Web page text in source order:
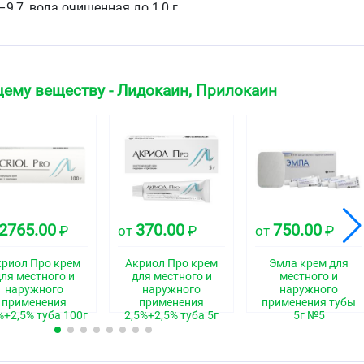
вода очищенная до 1,0 г.
группа
активных компонентов лидокаин и прилокаин,
анестетиками амидного типа. Анестезия кожи
лидокаина и прилокаина в слои эпидермиса и
зависит от дозы препарата и длительности аппликации.
веществу - Лидокаин, Прилокаин
2765.00 ₽
Про крем
местного и
наружного
применения
туба 100г
от 370.00 ₽
Акриол Про крем
для местного и
наружного
применения
2,5%+2,5% туба 5г
от 750.00 ₽
Эмла крем для
местного и
наружного
применения тубы
5г №5